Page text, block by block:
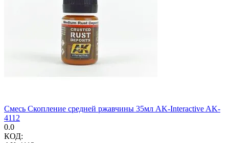
Смесь Скопление средней ржавчины 35мл AK-Interactive AK-
4112
0.0
КОД: